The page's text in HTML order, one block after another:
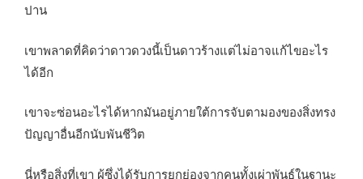
ปาน
เขาพลาดที่คิดว่าดาวดวงนี้เป็นดาวร้างแต่ไม่อาจแก้ไขอะไร
ได้อีก
เขาจะซ่อนอะไรได้หากมันอยู่ภายใต้การจับตามองของสิ่งทรง
ปัญญาอื่นอีกนับพันชีวิต
นี่หรือสิ่งที่เขา ผู้ซึ่งได้รับการยกย่องจากคนทั้งเผ่าพันธุ์ในฐานะ